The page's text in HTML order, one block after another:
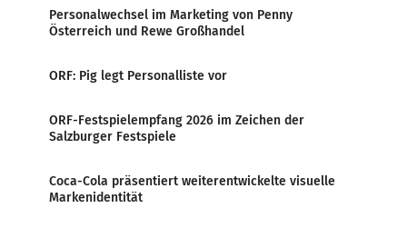
Personalwechsel im Marketing von Penny
Österreich und Rewe Großhandel
ORF: Pig legt Personalliste vor
ORF-Festspielempfang 2026 im Zeichen der
Salzburger Festspiele
Coca-Cola präsentiert weiterentwickelte visuelle
Markenidentität